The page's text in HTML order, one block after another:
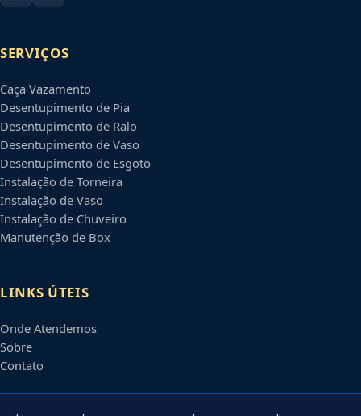
SERVIÇOS
Caça Vazamento
Desentupimento de Pia
Desentupimento de Ralo
Desentupimento de Vaso
Desentupimento de Esgoto
Instalação de Torneira
Instalação de Vaso
Instalação de Chuveiro
Manutenção de Box
LINKS ÚTEIS
Onde Atendemos
Sobre
Contato